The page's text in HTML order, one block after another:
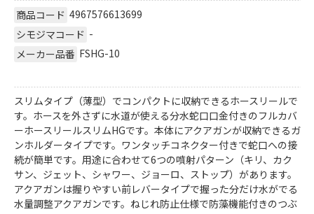
商品コード 4967576613699
シモジマコード -
メーカー品番 FSHG-10
スリムタイプ（薄型）でコンパクトに収納できるホースリールで
す。ホースを外さずに水道が使える分水蛇口口金付きのフルカバ
ーホースリールスリムHGです。本体にアクアガンが収納できるガ
ンホルダータイプです。ワンタッチコネクター付きで蛇口への接
続が簡単です。用途に合わせて6つの噴射パターン（キリ、カク
サン、ジェット、シャワー、ジョーロ、ストップ）があります。
アクアガンは握りやすい前レバータイプで握った分だけ水がでる
水量調整アクアガンです。ねじれ防止仕様で防藻機能付きのつぶ